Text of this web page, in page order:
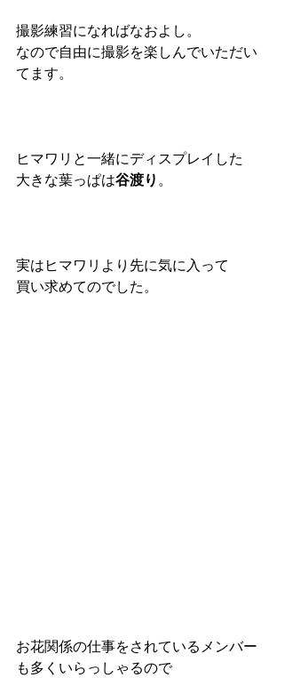
撮影練習になればなおよし。
なので自由に撮影を楽しんでいただい
てます。
ヒマワリと一緒にディスプレイした
大きな葉っぱは谷渡り 。
実はヒマワリより先に気に入って
買い求めてのでした。
お花関係の仕事をされているメンバー
も多くいらっしゃるので